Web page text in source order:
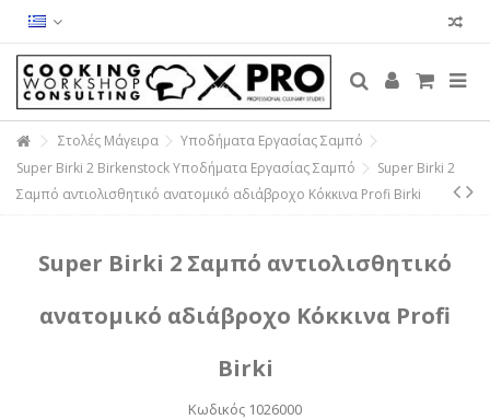
Στολές Μάγειρα
Υποδήματα Εργασίας Σαμπό
Super Birki 2 Birkenstock Υποδήματα Εργασίας Σαμπό
Super Birki 2
Σαμπό αντιολισθητικό ανατομικό αδιάβροχο Κόκκινα Profi Birki
Super Birki 2 Σαμπό αντιολισθητικό
ανατομικό αδιάβροχο Κόκκινα Profi
Birki
Κωδικός 1026000